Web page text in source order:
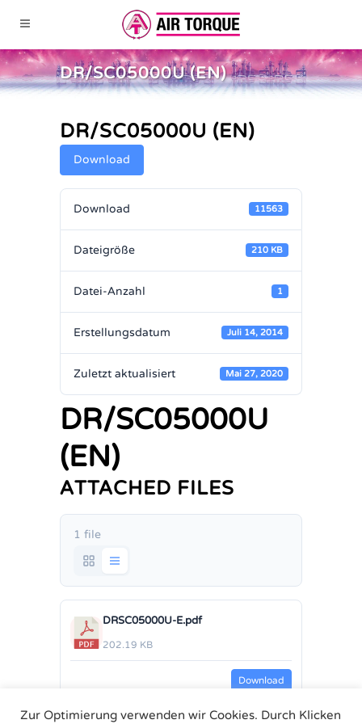
DR/SC05000U (EN)
DR/SC05000U (EN)
Download
Download 11563
Dateigröße 210 KB
Datei-Anzahl 1
Erstellungsdatum Juli 14, 2014
Zuletzt aktualisiert Mai 27, 2020
DR/SC05000U
(EN)
ATTACHED FILES
1 file
DRSC05000U-E.pdf
202.19 KB
Download
Zur Optimierung verwenden wir Cookies. Durch Klicken